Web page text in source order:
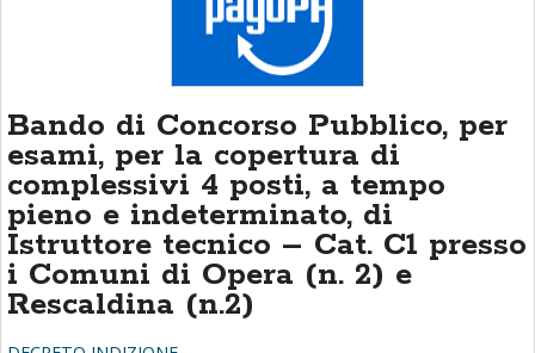
Bando di Concorso Pubblico, per
esami, per la copertura di
complessivi 4 posti, a tempo
pieno e indeterminato, di
Istruttore tecnico – Cat. C1 presso
i Comuni di Opera (n. 2) e
Rescaldina (n.2)